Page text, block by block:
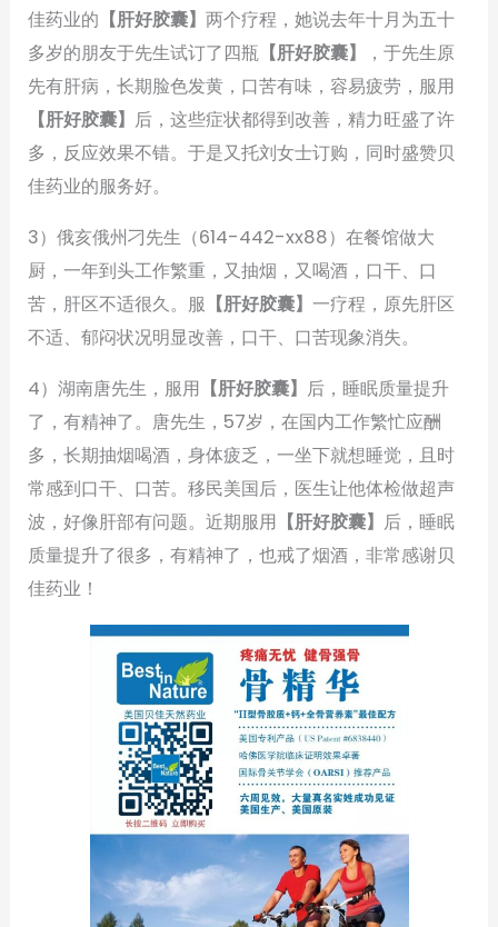
佳药业的 【肝好胶囊】两个疗程，她说去年十月为五十
多岁的朋友于先生试订了四瓶 【肝好胶囊】
，于先生原
先有肝病，长期脸色发黄，口苦有味，容易疲劳，服用
【肝好胶囊】 后，这些症状都得到改善，精力旺盛了许
多，反应效果不错。于是又托刘女士订购，同时盛赞贝
佳药业的服务好。
3）俄亥俄州刁先生（614-442-xx88）在餐馆做大
厨，一年到头工作繁重，又抽烟，又喝酒，口干、口
苦，肝区不适很久。服 【肝好胶囊】一疗程，原先肝区
不适、郁闷状况明显改善，口干、口苦现象消失。
4）湖南唐先生，服用 【肝好胶囊】 后，睡眠质量提升
了，有精神了。唐先生，57岁，在国内工作繁忙应酬
多，长期抽烟喝酒，身体疲乏，一坐下就想睡觉，且时
常感到口干、口苦。移民美国后，医生让他体检做超声
波，好像肝部有问题。近期服用 【肝好胶囊】 后，睡眠
质量提升了很多，有精神了，也戒了烟酒，非常感谢贝
佳药业！